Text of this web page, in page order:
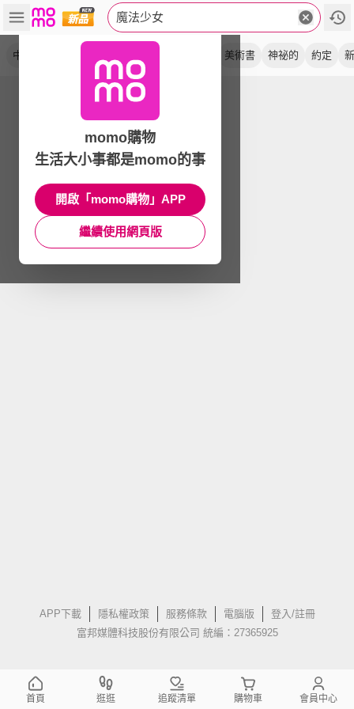
魔法少女
中文版 美術書 神祕的 約定
APP下載 隱私權政策 服務條款 電腦版
登入/註冊
富邦媒體科技股份有限公司 統編：27365925
momo購物
生活大小事都是momo的事
開啟「momo購物」APP
繼續使用網頁版
首頁 逛逛 追蹤清單 購物車 會員中心